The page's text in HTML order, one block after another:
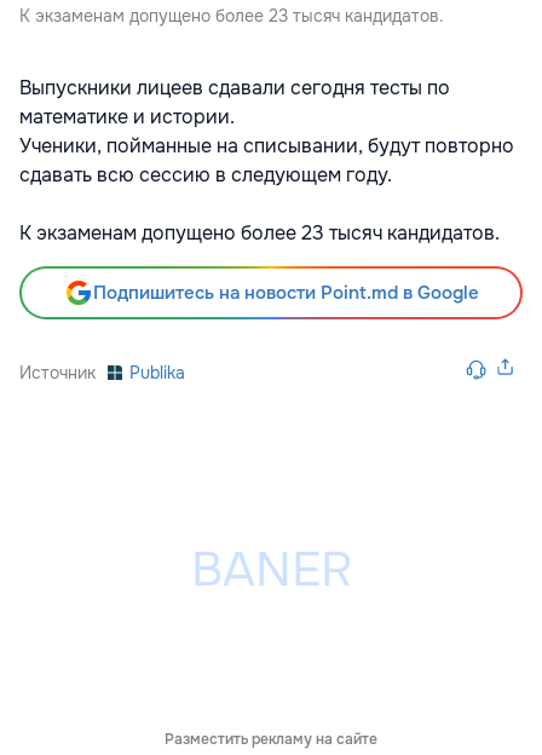
К экзаменам допущено более 23 тысяч кандидатов.
Выпускники лицеев сдавали сегодня тесты по
математике и истории.
Ученики, пойманные на списывании, будут повторно
сдавать всю сессию в следующем году.
К экзаменам допущено более 23 тысяч кандидатов.
Подпишитесь на новости Point.md в Google
Источник Publika
Разместить рекламу на сайте